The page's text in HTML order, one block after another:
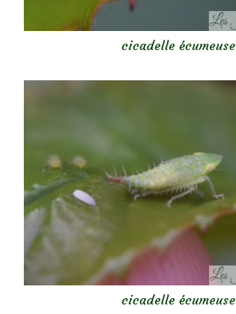
cicadelle écumeuse
cicadelle écumeuse